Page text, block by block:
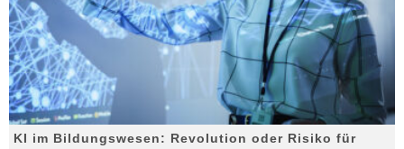
KI im Bildungswesen: Revolution oder Risiko für